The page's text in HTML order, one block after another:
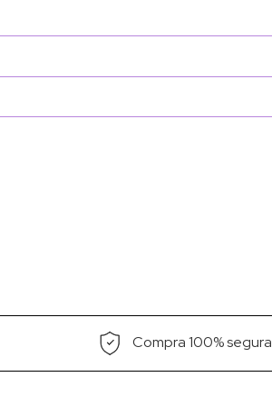
Compra 100% segura